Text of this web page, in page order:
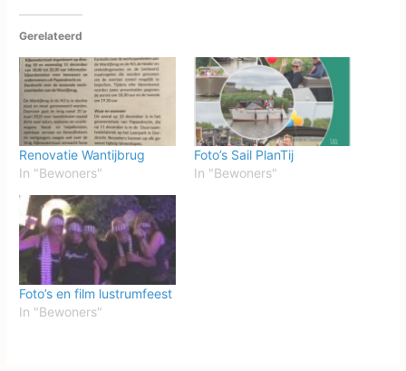
Gerelateerd
Renovatie Wantijbrug
In "Bewoners"
Foto’s Sail PlanTij
In "Bewoners"
Foto’s en film lustrumfeest
In "Bewoners"